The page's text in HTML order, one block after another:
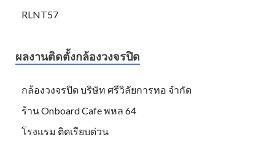
RLNT57
ผลงานติดตั้งกล้องวงจรปิด
กล้องวงจรปิด บริษัท ศรีวิลัยการทอ จำกัด
ร้าน Onboard Cafe พหล 64
โรงแรม ติดเรียบด่วน